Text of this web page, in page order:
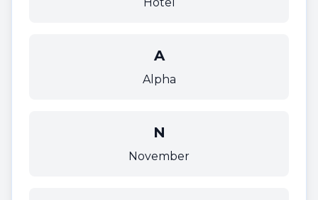
A
Alpha
N
November